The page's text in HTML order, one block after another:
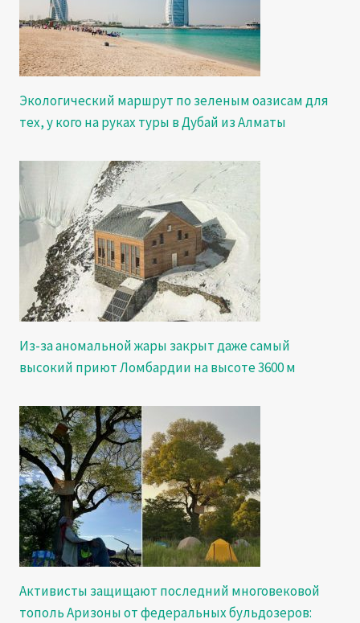
Экологический маршрут по зеленым оазисам для
тех, у кого на руках туры в Дубай из Алматы
Из-за аномальной жары закрыт даже самый
высокий приют Ломбардии на высоте 3600 м
Активисты защищают последний многовековой
тополь Аризоны от федеральных бульдозеров: